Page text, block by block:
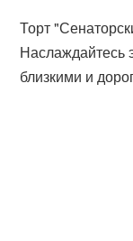
Торт
Наслаждайтесь
близкими и